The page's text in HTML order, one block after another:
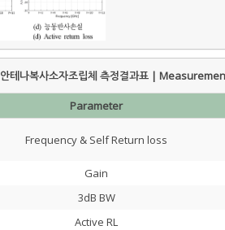
안테나복사소자조립체 측정결과표 |
Parameter
Frequency & Self Return loss
Gain
3dB BW
Active RL